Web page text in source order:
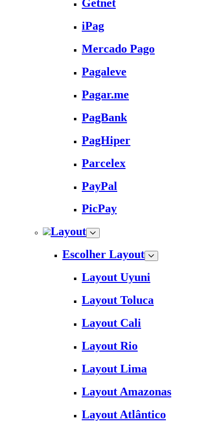
Getnet
iPag
Mercado Pago
Pagaleve
Pagar.me
PagBank
PagHiper
Parcelex
PayPal
PicPay
Layout
Escolher Layout
Layout Uyuni
Layout Toluca
Layout Cali
Layout Rio
Layout Lima
Layout Amazonas
Layout Atlântico